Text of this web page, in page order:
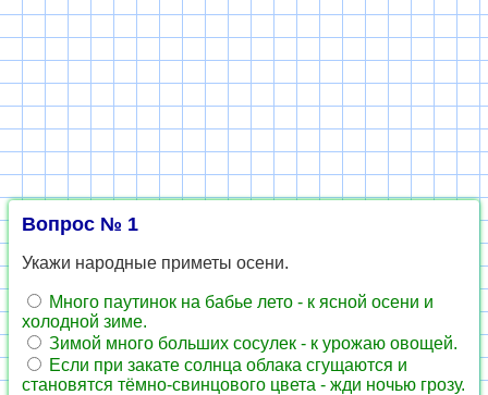
Вопрос № 1
Укажи народные приметы осени.
Много паутинок на бабье лето - к ясной осени и
холодной зиме.
Зимой много больших сосулек - к урожаю овощей.
Если при закате солнца облака сгущаются и
становятся тёмно-свинцового цвета - жди ночью грозу.